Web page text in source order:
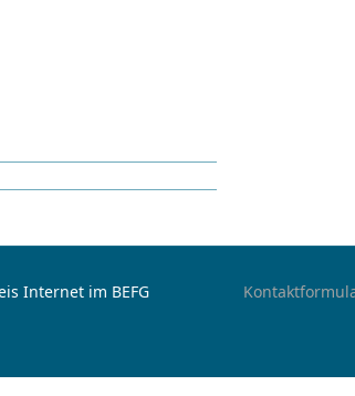
Internet im BEFG